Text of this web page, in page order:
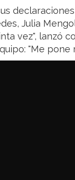
Julia
vez", lanzó
"Me